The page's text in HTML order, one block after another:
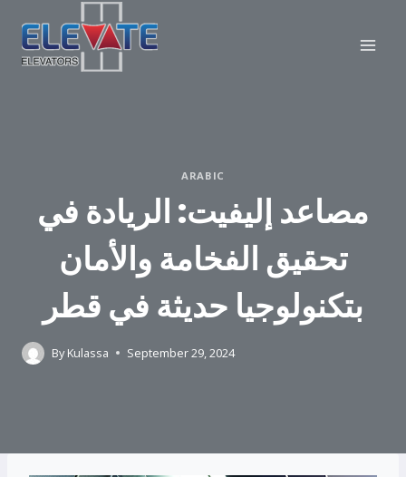
content
ARABIC
مصاعد إليفيت: الريادة في
تحقيق الفخامة والأمان
بتكنولوجيا حديثة في قطر
By Kulassa September 29, 2024